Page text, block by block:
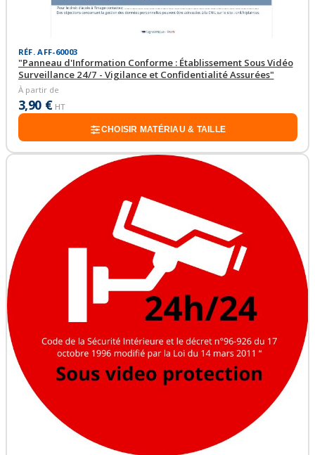
RÉF. AFF-60003
"Panneau d'Information Conforme : Établissement Sous Vidéo
Surveillance 24/7 - Vigilance et Confidentialité Assurées"
À partir de
3,90 € HT
CHOISIR MATÉRIAU & TAILLE